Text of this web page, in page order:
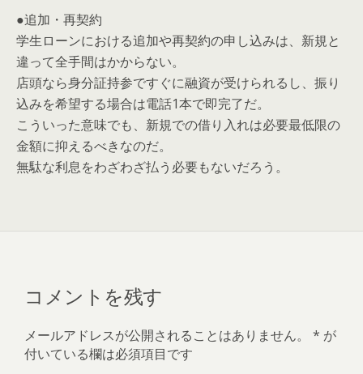
●追加・再契約
学生ローンにおける追加や再契約の申し込みは、新規と
違って全手間はかからない。
店頭なら身分証持参ですぐに融資が受けられるし、振り
込みを希望する場合は電話1本で即完了だ。
こういった意味でも、新規での借り入れは必要最低限の
金額に抑えるべきなのだ。
無駄な利息をわざわざ払う必要もないだろう。
コメントを残す
メールアドレスが公開されることはありません。 * が
付いている欄は必須項目です